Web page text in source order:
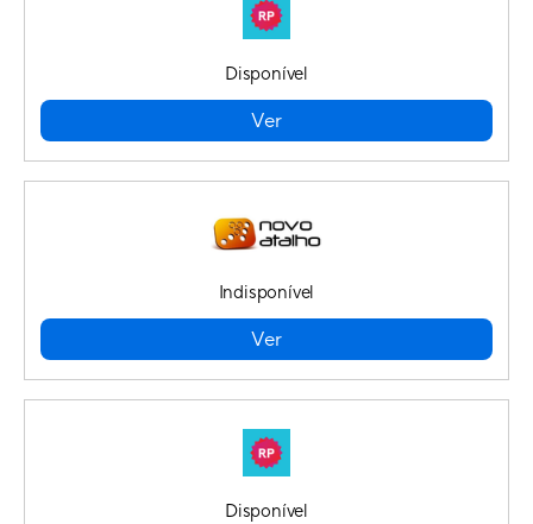
Disponível
Ver
Indisponível
Ver
Disponível